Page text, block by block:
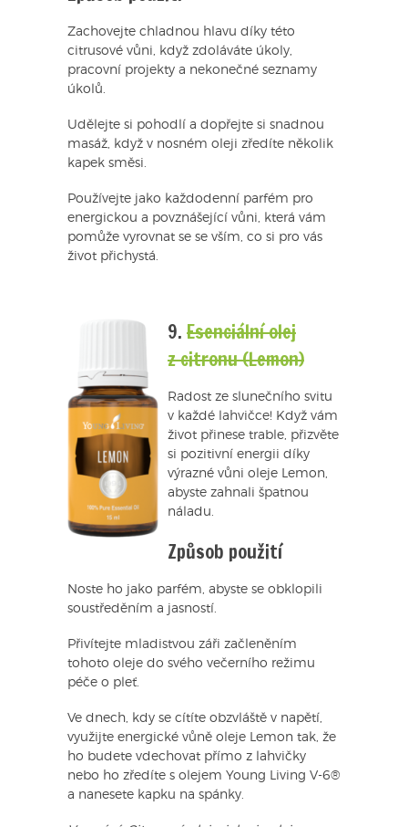
Zachovejte chladnou hlavu díky této
citrusové vůni, když zdoláváte úkoly,
pracovní projekty a nekonečné seznamy
úkolů.
Udělejte si pohodlí a dopřejte si snadnou
masáž, když v nosném oleji zředíte několik
kapek směsi.
Používejte jako každodenní parfém pro
energickou a povznášející vůni, která vám
pomůže vyrovnat se se vším, co si pro vás
život přichystá.
9. Esenciální olej
z citronu (Lemon)
Radost ze slunečního svitu
v každé lahvičce! Když vám
život přinese trable, přizvěte
si pozitivní energii díky
výrazné vůni oleje Lemon,
abyste zahnali špatnou
náladu.
Způsob použití
Noste ho jako parfém, abyste se obklopili
soustředěním a jasností.
Přivítejte mladistvou záři začleněním
tohoto oleje do svého večerního režimu
péče o pleť.
Ve dnech, kdy se cítíte obzvláště v napětí,
využijte energické vůně oleje Lemon tak, že
ho budete vdechovat přímo z lahvičky
nebo ho zředíte s olejem Young Living V-6®
a nanesete kapku na spánky.